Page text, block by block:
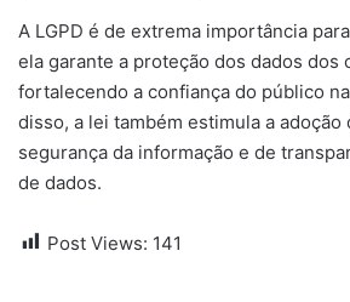
A LGPD é de extrema importância
ela garante a proteção dos dados dos
fortalecendo a confiança do público
disso, a lei também estimula a adoção
segurança da informação e de
de dados.
Post Views: 141